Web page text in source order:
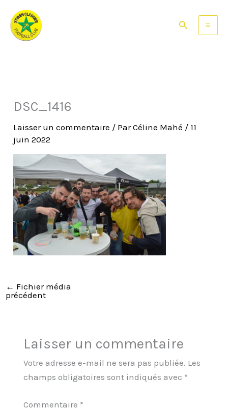
contenu
Rechercher
DSC_1416
Laisser un commentaire / ParCéline Mahé / 11
juin 2022
← Fichier média
précédent
Laisser un commentaire
Votre adresse e-mail ne sera pas publiée. Les
champs obligatoires sont indiqués avec *
Commentaire *